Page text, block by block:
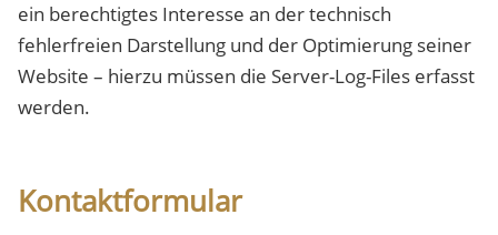
ein berechtigtes Interesse an der technisch
fehlerfreien Darstellung und der Optimierung seiner
Website – hierzu müssen die Server-Log-Files erfasst
werden.
Kontaktformular